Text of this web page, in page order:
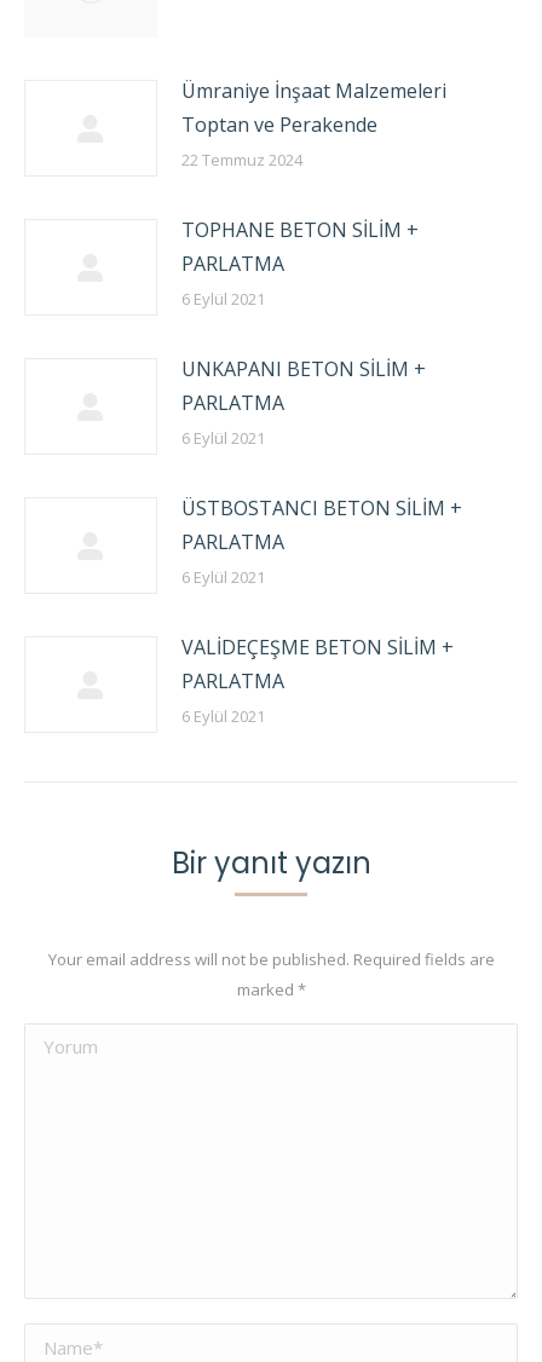
Ümraniye İnşaat Malzemeleri
Toptan ve Perakende
22 Temmuz 2024
TOPHANE BETON SİLİM +
PARLATMA
6 Eylül 2021
UNKAPANI BETON SİLİM +
PARLATMA
6 Eylül 2021
ÜSTBOSTANCI BETON SİLİM +
PARLATMA
6 Eylül 2021
VALİDEÇEŞME BETON SİLİM +
PARLATMA
6 Eylül 2021
Bir yanıt yazın
Your email address will not be published. Required fields are
marked *
Yorum
Name *